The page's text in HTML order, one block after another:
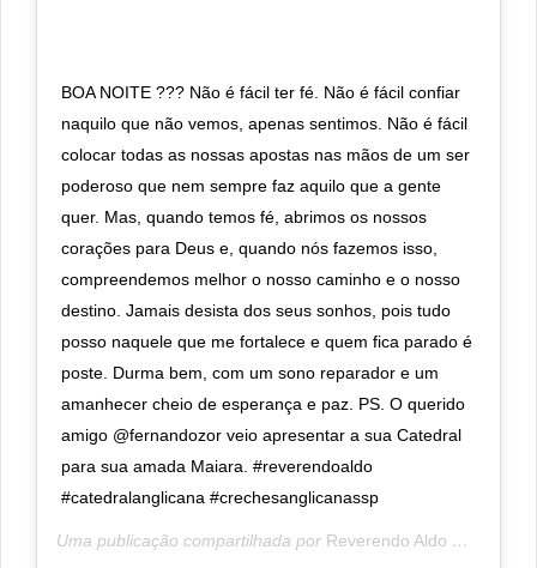
BOA NOITE ??? Não é fácil ter fé. Não é fácil confiar
naquilo que não vemos, apenas sentimos. Não é fácil
colocar todas as nossas apostas nas mãos de um ser
poderoso que nem sempre faz aquilo que a gente
quer. Mas, quando temos fé, abrimos os nossos
corações para Deus e, quando nós fazemos isso,
compreendemos melhor o nosso caminho e o nosso
destino. Jamais desista dos seus sonhos, pois tudo
posso naquele que me fortalece e quem fica parado é
poste. Durma bem, com um sono reparador e um
amanhecer cheio de esperança e paz. PS. O querido
amigo @fernandozor veio apresentar a sua Catedral
para sua amada Maiara. #reverendoaldo
#catedralanglicana #crechesanglicanassp
Uma publicação compartilhada por Reverendo Aldo Quintão